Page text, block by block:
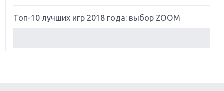
Топ-10 лучших игр 2018 года: выбор ZOOM